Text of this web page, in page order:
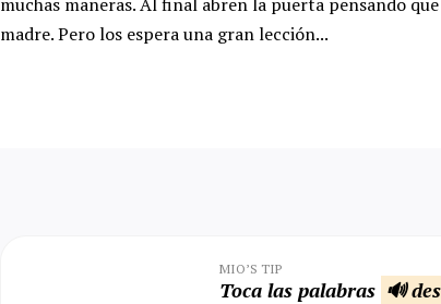
madre. Pero los espera una gran lección...
MIO’S TIP
Toca las palabras 🔊